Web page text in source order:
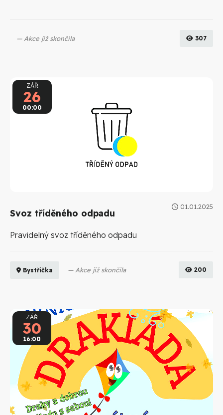
Akce již skončila 307
ZÁŘ
26
00:00
01.01.2025
Svoz tříděného odpadu
Pravidelný svoz tříděného odpadu
Bystřička Akce již skončila 200
ZÁŘ
30
16:00